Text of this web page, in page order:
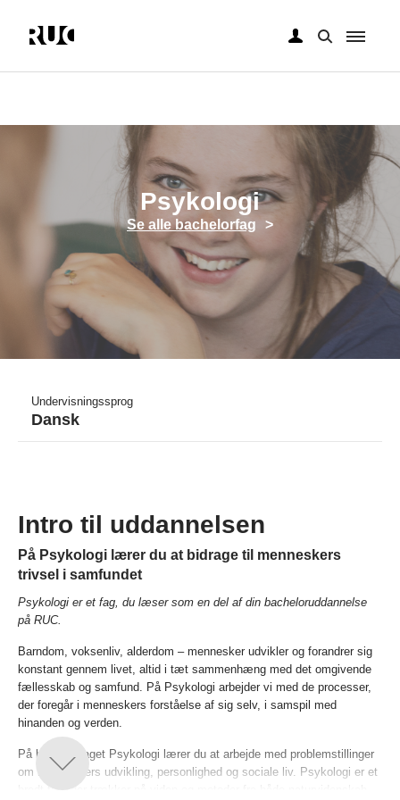
Psykologi
Se alle bachelorfag
Undervisningssprog
Dansk
Intro til uddannelsen
På Psykologi lærer du at bidrage til menneskers
trivsel i samfundet
Psykologi er et fag, du læser som en del af din bacheloruddannelse
på RUC.
Barndom, voksenliv, alderdom – mennesker udvikler og forandrer sig
konstant gennem livet, altid i tæt sammenhæng med det omgivende
fællesskab og samfund. På Psykologi arbejder vi med de processer,
der foregår i menneskers forståelse af sig selv, i samspil med
hinanden og verden.
På bachelorfaget Psykologi lærer du at arbejde med problemstillinger
om menneskers udvikling, personlighed og sociale liv. Psykologi er et
bredt fag, der trækker på viden og metoder fra både naturvidenskab,